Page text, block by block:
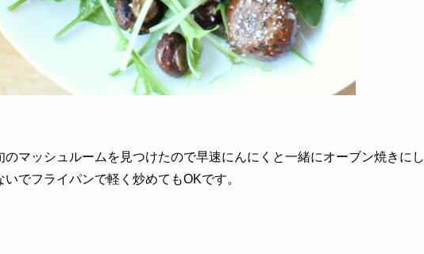
のマッシュルームを見つけたので早速にんにくと一緒にオーブン焼きにし
でフライパンで軽く炒めてもOKです。